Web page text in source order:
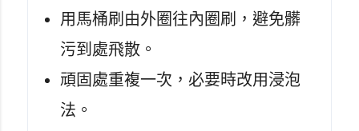
用馬桶刷由外圈往內圈刷，避免髒
污到處飛散。
頑固處重複一次，必要時改用浸泡
法。